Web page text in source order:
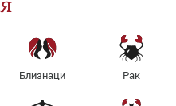
Близнаци Рак